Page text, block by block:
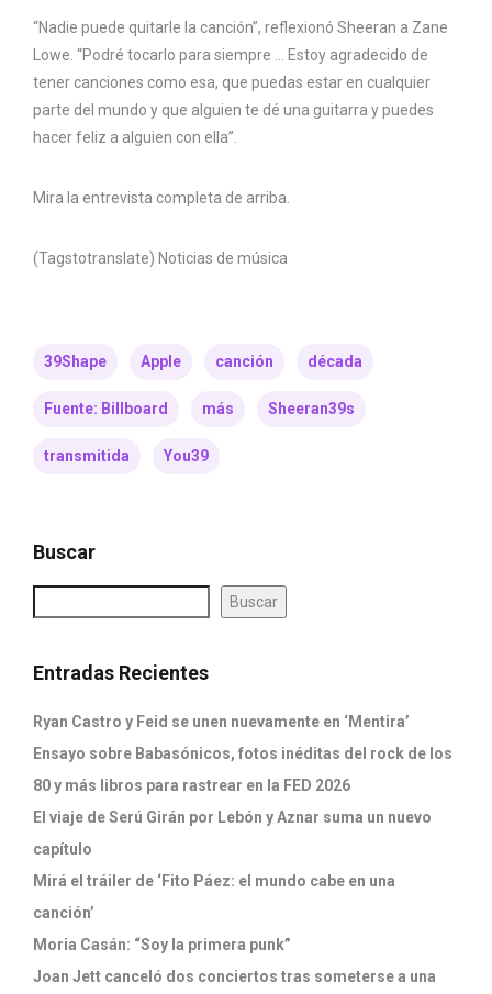
“Nadie puede quitarle la canción”, reflexionó Sheeran a Zane
Lowe. “Podré tocarlo para siempre … Estoy agradecido de
tener canciones como esa, que puedas estar en cualquier
parte del mundo y que alguien te dé una guitarra y puedes
hacer feliz a alguien con ella”.
Mira la entrevista completa de arriba.
(Tagstotranslate) Noticias de música
39Shape Apple canción década
Fuente: Billboard más Sheeran39s
transmitida You39
Buscar
Buscar
Entradas Recientes
Ryan Castro y Feid se unen nuevamente en ‘Mentira’
Ensayo sobre Babasónicos, fotos inéditas del rock de los
80 y más libros para rastrear en la FED 2026
El viaje de Serú Girán por Lebón y Aznar suma un nuevo
capítulo
Mirá el tráiler de ‘Fito Páez: el mundo cabe en una
canción’
Moria Casán: “Soy la primera punk”
Joan Jett canceló dos conciertos tras someterse a una